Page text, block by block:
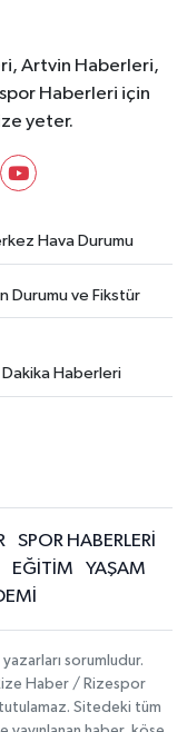
Artvin Haberleri,
Haberleri için
yeter.
Hava Durumu
Durumu ve Fikstür
Dakika Haberleri
SPOR HABERLERİ
EĞİTİM
YAŞAM
sorumludur.
Haber / Rizespor
Sitedeki tüm